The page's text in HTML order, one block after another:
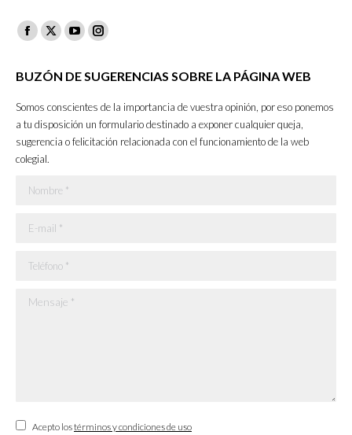
Facebook
opens
new
window
X
opens
new
window
YouTube
opens
new
window
Instagram
opens
in
new
window
BUZÓN DE SUGERENCIAS SOBRE LA PÁGINA WEB
Somos conscientes de la importancia de vuestra opinión, por eso ponemos
a tu disposición un formulario destinado a exponer cualquier queja,
sugerencia o felicitación relacionada con el funcionamiento de la web
colegial.
Nombre *
E-mail *
Teléfono *
Mensaje *
Acepto lostérminos y condiciones de uso